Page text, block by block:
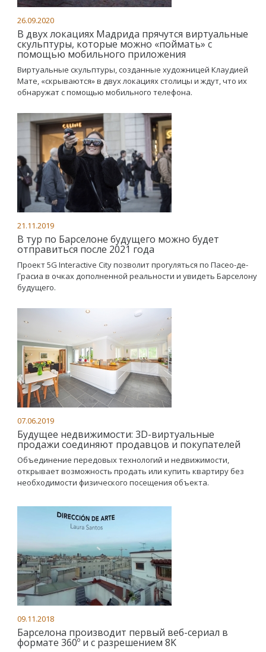
26.09.2020
В двух локациях Мадрида прячутся виртуальные
скульптуры, которые можно «поймать» с
помощью мобильного приложения
Виртуальные скульптуры, созданные художницей Клаудией
Мате, «скрываются» в двух локациях столицы и ждут, что их
обнаружат с помощью мобильного телефона.
21.11.2019
В тур по Барселоне будущего можно будет
отправиться после 2021 года
Проект 5G Interactive City позволит прогуляться по Пасео-де-
Грасиа в очках дополненной реальности и увидеть Барселону
будущего.
07.06.2019
Будущее недвижимости: 3D-виртуальные
продажи соединяют продавцов и покупателей
Объединение передовых технологий и недвижимости,
открывает возможность продать или купить квартиру без
необходимости физического посещения объекта.
09.11.2018
Барселона производит первый веб-сериал в
формате 360º и с разрешением 8K